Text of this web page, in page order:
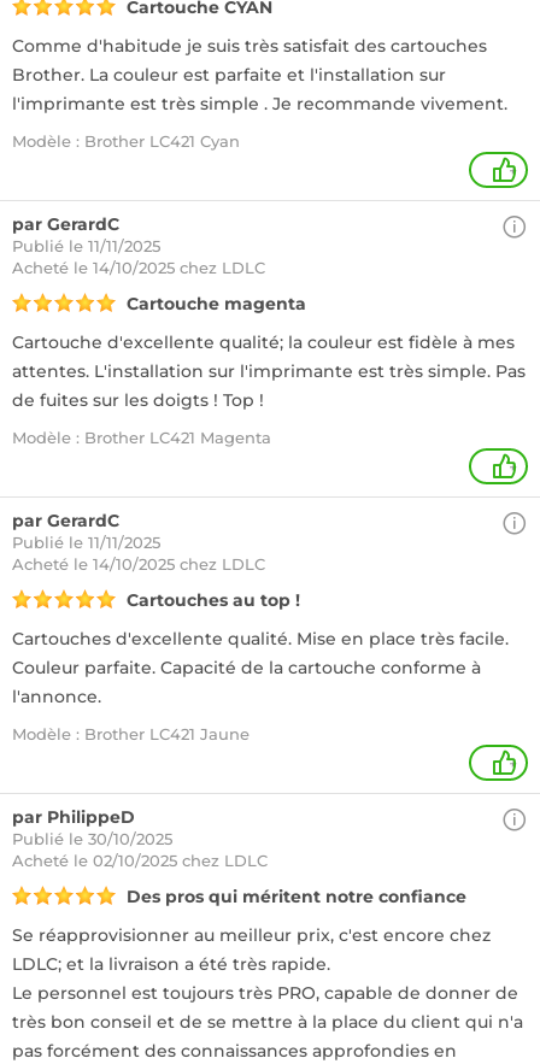
Cartouche CYAN
Comme d'habitude je suis très satisfait des cartouches
Brother. La couleur est parfaite et l'installation sur
l'imprimante est très simple . Je recommande vivement.
Modèle : Brother LC421 Cyan
+
par GerardC
Publié le 11/11/2025
Acheté le 14/10/2025 chez LDLC
Cartouche magenta
Cartouche d'excellente qualité; la couleur est fidèle à mes
attentes. L'installation sur l'imprimante est très simple. Pas
de fuites sur les doigts ! Top !
Modèle : Brother LC421 Magenta
+
par GerardC
Publié le 11/11/2025
Acheté le 14/10/2025 chez LDLC
Cartouches au top !
Cartouches d'excellente qualité. Mise en place très facile.
Couleur parfaite. Capacité de la cartouche conforme à
l'annonce.
Modèle : Brother LC421 Jaune
+
par PhilippeD
Publié le 30/10/2025
Acheté le 02/10/2025 chez LDLC
Des pros qui méritent notre confiance
Se réapprovisionner au meilleur prix, c'est encore chez
LDLC; et la livraison a été très rapide.
Le personnel est toujours très PRO, capable de donner de
très bon conseil et de se mettre à la place du client qui n'a
pas forcément des connaissances approfondies en